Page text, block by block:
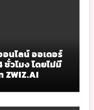
อนไลน์ ออเดอร์
ชั่วโมง โดยไม่มี